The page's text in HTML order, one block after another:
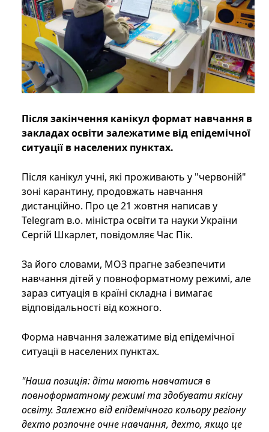
Після закінчення канікул формат навчання в
закладах освіти залежатиме від епідемічної
ситуації в населених пунктах.
Після канікул учні, які проживають у "червоній"
зоні карантину, продовжать навчання
дистанційно. Про це 21 жовтня написав у
Telegram в.о. міністра освіти та науки України
Сергій Шкарлет, повідомляє Час Пік.
За його словами, МОЗ прагне забезпечити
навчання дітей у повноформатному режимі, але
зараз ситуація в країні складна і вимагає
відповідальності від кожного.
Форма навчання залежатиме від епідемічної
ситуації в населених пунктах.
"Наша позиція: діти мають навчатися в
повноформатному режимі та здобувати якісну
освіту. Залежно від епідемічного кольору регіону
дехто розпочне очне навчання, дехто, якщо це